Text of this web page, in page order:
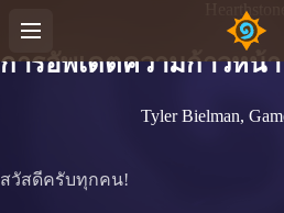
Hearthstone
การอัพเดตความก้าวหน้า
Tyler Bielman,
สวัสดีครับทุกคน!